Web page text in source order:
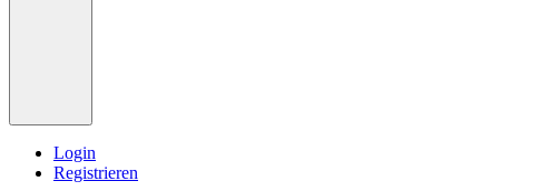
Login
Registrieren